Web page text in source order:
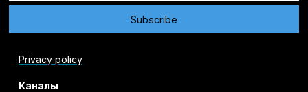
Privacy policy
Каналы